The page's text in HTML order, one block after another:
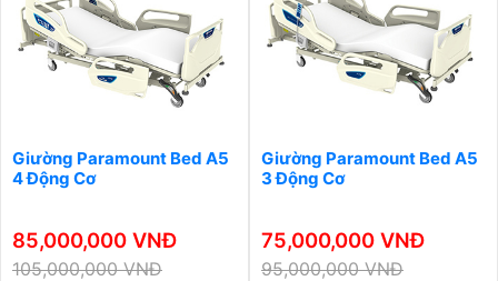
Giường Paramount Bed A5
4 Động Cơ
85,000,000 VNĐ
105,000,000 VNĐ
Giường Paramount Bed A5
3 Động Cơ
75,000,000 VNĐ
95,000,000 VNĐ